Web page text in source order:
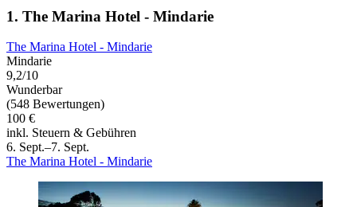
1. The Marina Hotel - Mindarie
The Marina Hotel - Mindarie
Mindarie
9,2/10
Wunderbar
(548 Bewertungen)
100 €
inkl. Steuern & Gebühren
6. Sept.–7. Sept.
The Marina Hotel - Mindarie